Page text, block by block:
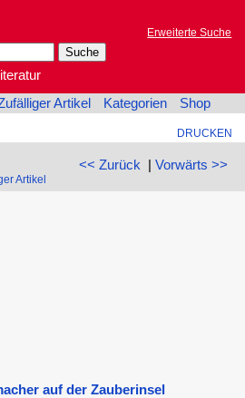
Erweiterte Suche
Artikel Kategorien Shop
DRUCKEN
<< Zurück | Vorwärts >>
Artikel
auf der Zauberinsel